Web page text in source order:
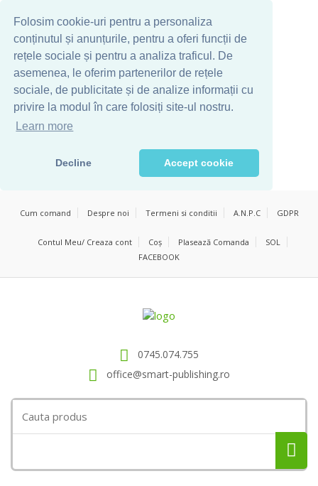
Folosim cookie-uri pentru a personaliza
conținutul și anunțurile, pentru a oferi funcții de
rețele sociale și pentru a analiza traficul. De
asemenea, le oferim partenerilor de rețele
sociale, de publicitate și de analize informații cu
privire la modul în care folosiți site-ul nostru.
Learn more
Decline Accept cookie
Cum comand Despre noi Termeni si conditii A.N.P.C GDPR
Contul Meu/ Creaza cont Coș Plasează Comanda
SOL
FACEBOOK
0745.074.755
office@smart-publishing.ro
for: